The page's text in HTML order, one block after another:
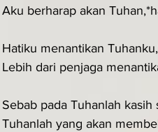
Aku berharap akan
Hatiku menantikan
Lebih dari penjaga
Sebab pada Tuhanlah
Tuhanlah yang akan